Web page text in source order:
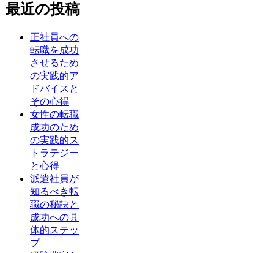
最近の投稿
正社員への
転職を成功
させるため
の実践的ア
ドバイスと
その心得
女性の転職
成功のため
の実践的ス
トラテジー
と心得
派遣社員が
知るべき転
職の秘訣と
成功への具
体的ステッ
プ